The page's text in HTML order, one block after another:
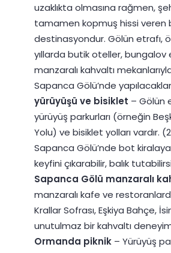
uzaklıkta olmasına rağmen,
tamamen kopmuş hissi veren
destinasyondur. Gölün etrafı,
yıllarda butik oteller, bungalov
manzaralı kahvaltı
Sapanca Gölü’nde
yürüyüşü ve bisiklet – Gölün
yürüyüş parkurları (örneğin
Yolu) ve bisiklet yolları vardır.
Sapanca Gölü’nde bot
keyfini çıkarabilir, balık
Sapanca Gölü manzaralı
manzaralı kafe ve
Krallar Sofrası, Eşkiya Bahçe,
unutulmaz bir kahvaltı
Ormanda piknik – Yürüyüş